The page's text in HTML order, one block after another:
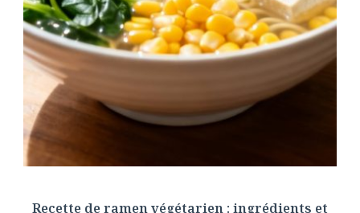
Recette de ramen végétarien : ingrédients et